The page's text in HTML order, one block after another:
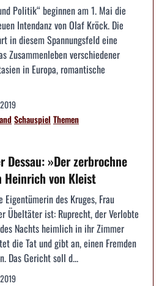
Politik“ beginnen am 1. Mai die
Intendanz von Olaf Kröck. Die
in diesem Spannungsfeld eine
Zusammenleben verschiedener
in Europa, romantische
Schauspiel Themen
Dessau: »Der zerbrochne
Heinrich von Kleist
des Kruges, Frau
Übeltäter ist: Ruprecht, der Verlobte
Nachts heimlich in ihr Zimmer
die Tat und gibt an, einen Fremden
Das Gericht soll d...